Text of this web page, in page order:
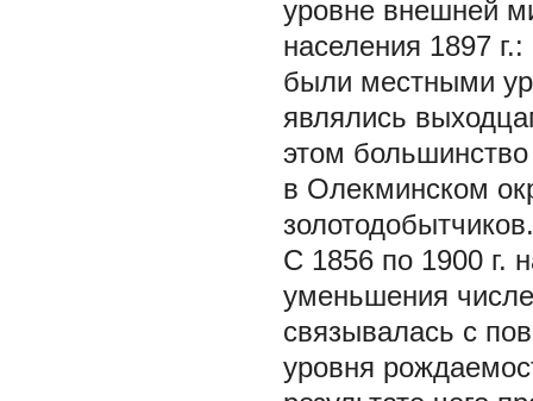
уровне внешней
населения 1897
были местными
являлись
этом
в Олекминском
золотодобытчиков.
С 1856 по 1900 г.
уменьшения
связывалась с
уровня